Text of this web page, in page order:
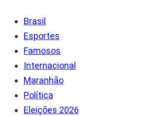
Brasil
Esportes
Famosos
Internacional
Maranhão
Política
Eleições 2026